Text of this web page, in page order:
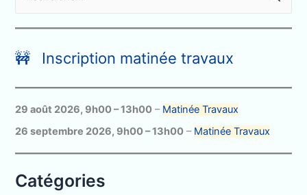
c
h
e
r
c
h
🚧 Inscription matinée travaux
29 août 2026, 9h00–13h00 – Matinée Travaux
26 septembre 2026, 9h00–13h00 – Matinée Travaux
Catégories